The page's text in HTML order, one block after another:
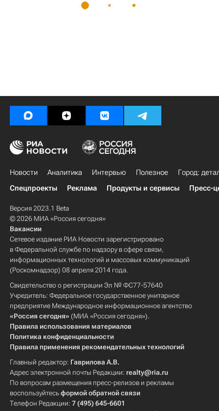
Новости Аналитика Интервью Полезное
Город:
Спецпроекты
Реклама Продукты и сервисы Пресс-
Версия 2023.1 Beta
© 2026 МИА «Россия сегодня»
Вакансии
Сетевое издание РИА Новости зарегистрировано
в Федеральной службе по надзору в сфере связи,
информационных технологий и массовых коммуникаций
(Роскомнадзор) 08 апреля 2014 года.
Свидетельство о регистрации Эл № ФС77-57640
Учредитель: Федеральное государственное унитарное
предприятие Международное информационное агентство
«Россия сегодня» (МИА «Россия сегодня»).
Правила использования материалов
Политика конфиденциальности
Правила применения рекомендательных технологий
Главный редактор: Гаврилова А.В.
Адрес электронной почты Редакции: realty@ria.ru
По вопросам размещения пресс-релизов и рекламы
воспользуйтесьформой обратной связи
Телефон Редакции: 7 (495) 645-6601